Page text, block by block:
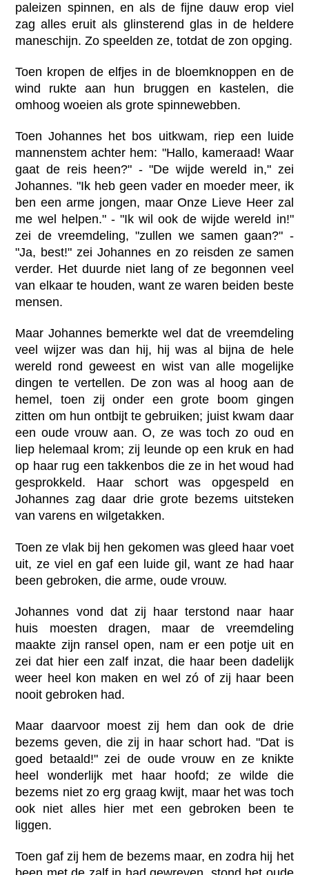
paleizen spinnen, en als de fijne dauw erop viel
zag alles eruit als glinsterend glas in de heldere
maneschijn. Zo speelden ze, totdat de zon opging.
Toen kropen de elfjes in de bloemknoppen en de
wind rukte aan hun bruggen en kastelen, die
omhoog woeien als grote spinnewebben.
Toen Johannes het bos uitkwam, riep een luide
mannenstem achter hem: "Hallo, kameraad! Waar
gaat de reis heen?" - "De wijde wereld in," zei
Johannes. "Ik heb geen vader en moeder meer, ik
ben een arme jongen, maar Onze Lieve Heer zal
me wel helpen." - "Ik wil ook de wijde wereld in!"
zei de vreemdeling, "zullen we samen gaan?" -
"Ja, best!" zei Johannes en zo reisden ze samen
verder. Het duurde niet lang of ze begonnen veel
van elkaar te houden, want ze waren beiden beste
mensen.
Maar Johannes bemerkte wel dat de vreemdeling
veel wijzer was dan hij, hij was al bijna de hele
wereld rond geweest en wist van alle mogelijke
dingen te vertellen. De zon was al hoog aan de
hemel, toen zij onder een grote boom gingen
zitten om hun ontbijt te gebruiken; juist kwam daar
een oude vrouw aan. O, ze was toch zo oud en
liep helemaal krom; zij leunde op een kruk en had
op haar rug een takkenbos die ze in het woud had
gesprokkeld. Haar schort was opgespeld en
Johannes zag daar drie grote bezems uitsteken
van varens en wilgetakken.
Toen ze vlak bij hen gekomen was gleed haar voet
uit, ze viel en gaf een luide gil, want ze had haar
been gebroken, die arme, oude vrouw.
Johannes vond dat zij haar terstond naar haar
huis moesten dragen, maar de vreemdeling
maakte zijn ransel open, nam er een potje uit en
zei dat hier een zalf inzat, die haar been dadelijk
weer heel kon maken en wel zó of zij haar been
nooit gebroken had.
Maar daarvoor moest zij hem dan ook de drie
bezems geven, die zij in haar schort had. "Dat is
goed betaald!" zei de oude vrouw en ze knikte
heel wonderlijk met haar hoofd; ze wilde die
bezems niet zo erg graag kwijt, maar het was toch
ook niet alles hier met een gebroken been te
liggen.
Toen gaf zij hem de bezems maar, en zodra hij het